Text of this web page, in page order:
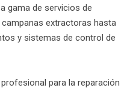
gama de servicios de
extractoras hasta
y sistemas de control de
para la reparación